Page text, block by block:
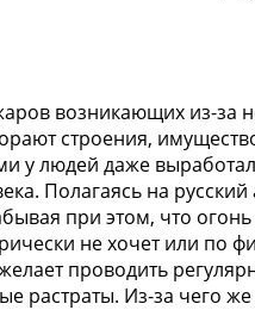
возникающих из-
строения,
людей даже
Полагаясь на
при этом, что
не хочет или
проводить
растраты. Из-за чего